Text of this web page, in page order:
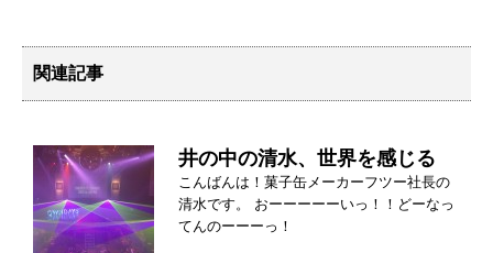
関連記事
井の中の清水、世界を感じる
こんばんは！菓子缶メーカーフツー社長の
清水です。 おーーーーーいっ！！どーなっ
てんのーーーっ！